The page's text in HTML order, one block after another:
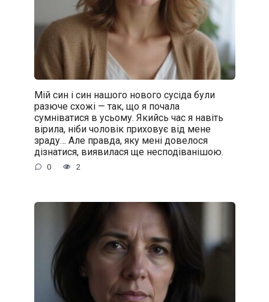
Мій син і син нашого нового сусіда були
разюче схожі — так, що я почала
сумніватися в усьому. Якийсь час я навіть
вірила, ніби чоловік приховує від мене
зраду… Але правда, яку мені довелося
дізнатися, виявилася ще несподіванішою.
0 2